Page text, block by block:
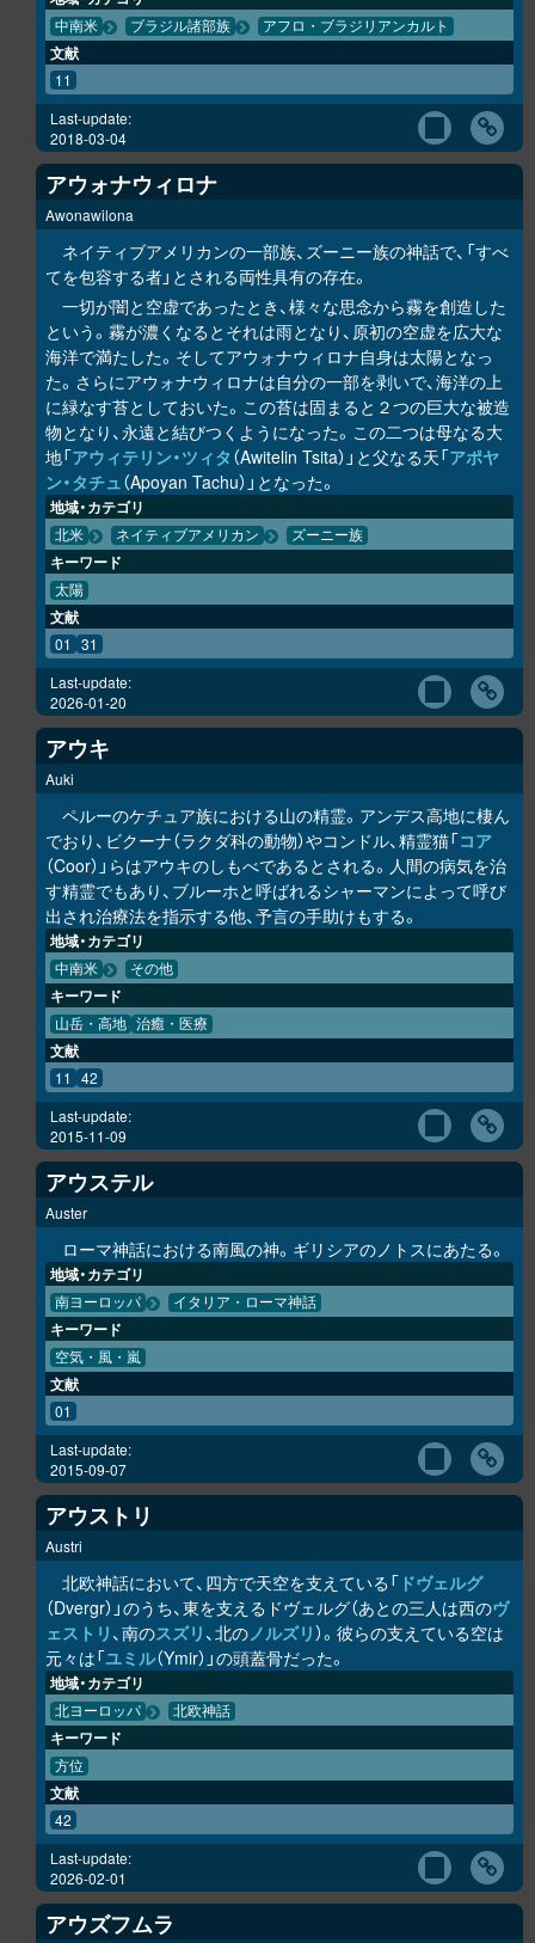
中南米 ブラジル諸部族 アフロ・ブラジリアンカルト
文献
11
Last-update:
2018-03-04
アウォナウィロナ
Awonawilona
ネイティブアメリカンの一部族、ズーニー族の神話で、「すべ
てを包容する者」とされる両性具有の存在。
一切が闇と空虚であったとき、様々な思念から霧を創造した
という。霧が濃くなるとそれは雨となり、原初の空虚を広大な
海洋で満たした。そしてアウォナウィロナ自身は太陽となっ
た。さらにアウォナウィロナは自分の一部を剥いで、海洋の上
に緑なす苔としておいた。この苔は固まると２つの巨大な被造
物となり、永遠と結びつくようになった。この二つは母なる大
地「アウィテリン・ツィタ （Awitelin Tsita）」と父なる天「アポヤ
ン・タチュ（Apoyan Tachu）」となった。
地域・カテゴリ
北米 ネイティブアメリカン ズーニー族
キーワード
太陽
文献
01 31
Last-update:
2026-01-20
アウキ
Auki
ペルーのケチュア族における山の精霊。アンデス高地に棲ん
でおり、ビクーナ（ラクダ科の動物）やコンドル、精霊猫「コア
（Coor）」らはアウキのしもべであるとされる。人間の病気を治
す精霊でもあり、ブルーホと呼ばれるシャーマンによって呼び
出され治療法を指示する他、予言の手助けもする。
地域・カテゴリ
中南米 その他
キーワード
山岳・高地 治癒・医療
文献
11 42
Last-update:
2015-11-09
アウステル
Auster
ローマ神話における南風の神。ギリシアのノトスにあたる。
地域・カテゴリ
南ヨーロッパ イタリア・ローマ神話
キーワード
空気・風・嵐
文献
01
Last-update:
2015-09-07
アウストリ
Austri
北欧神話において、四方で天空を支えている「 ドヴェルグ
（Dvergr）」のうち、東を支えるドヴェルグ（あとの三人は西のヴ
ェストリ 、南のスズリ 、北のノルズリ）。彼らの支えている空は
元々は「ユミル（Ymir）」の頭蓋骨だった。
地域・カテゴリ
北ヨーロッパ 北欧神話
キーワード
方位
文献
42
Last-update:
2026-02-01
アウズフムラ